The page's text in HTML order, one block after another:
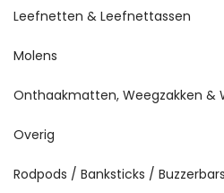
Leefnetten & Leefnettassen
Molens
Onthaakmatten, Weegzakken &
Overig
Rodpods / Banksticks / Buzzerbars